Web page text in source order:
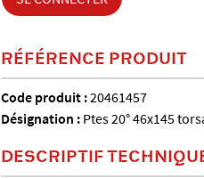
RÉFÉRENCE PRODUIT
Code produit :20461457
Désignation : Ptes 20° 46x145
DESCRIPTIF